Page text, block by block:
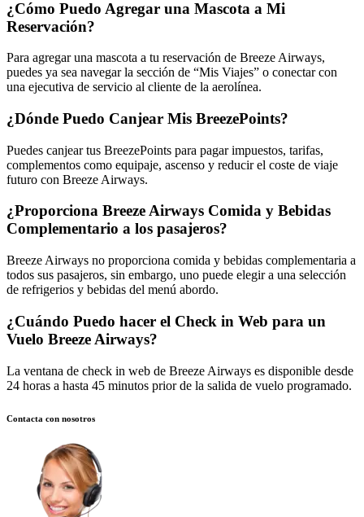
¿Cómo Puedo Agregar una Mascota a Mi
Reservación?
Para agregar una mascota a tu reservación de Breeze Airways,
puedes ya sea navegar la sección de “Mis Viajes” o conectar con
una ejecutiva de servicio al cliente de la aerolínea.
¿Dónde Puedo Canjear Mis BreezePoints?
Puedes canjear tus BreezePoints para pagar impuestos, tarifas,
complementos como equipaje, ascenso y reducir el coste de viaje
futuro con Breeze Airways.
¿Proporciona Breeze Airways Comida y Bebidas
Complementario a los pasajeros?
Breeze Airways no proporciona comida y bebidas complementaria a
todos sus pasajeros, sin embargo, uno puede elegir a una selección
de refrigerios y bebidas del menú abordo.
¿Cuándo Puedo hacer el Check in Web para un
Vuelo Breeze Airways?
La ventana de check in web de Breeze Airways es disponible desde
24 horas a hasta 45 minutos prior de la salida de vuelo programado.
Contacta con nosotros